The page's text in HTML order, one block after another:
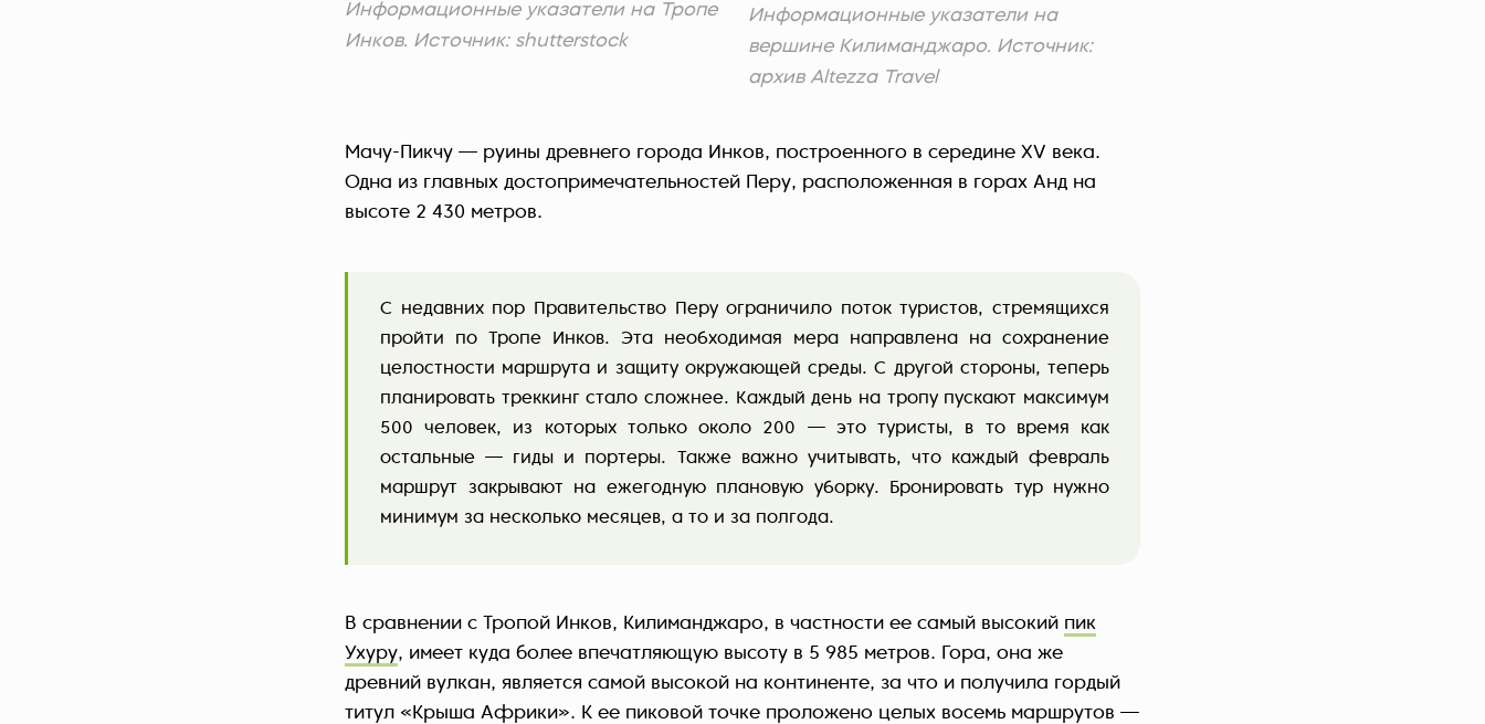
Информационные указатели на Тропе
Инков. Источник: shutterstock
Информационные указатели на
вершине Килиманджаро. Источник:
архив Altezza Travel
Мачу-Пикчу — руины древнего города Инков, построенного в середине XV века.
Одна из главных достопримечательностей Перу, расположенная в горах Анд на
высоте 2 430 метров.
С недавних пор Правительство Перу ограничило поток туристов, стремящихся
пройти по Тропе Инков. Эта необходимая мера направлена на сохранение
целостности маршрута и защиту окружающей среды. С другой стороны, теперь
планировать треккинг стало сложнее. Каждый день на тропу пускают максимум
500 человек, из которых только около 200 — это туристы, в то время как
остальные — гиды и портеры. Также важно учитывать, что каждый февраль
маршрут закрывают на ежегодную плановую уборку. Бронировать тур нужно
минимум за несколько месяцев, а то и за полгода.
В сравнении с Тропой Инков, Килиманджаро, в частности ее самый высокий пик
Ухуру, имеет куда более впечатляющую высоту в 5 985 метров. Гора, она же
древний вулкан, является самой высокой на континенте, за что и получила гордый
титул «Крыша Африки». К ее пиковой точке проложено целых восемь маршрутов —